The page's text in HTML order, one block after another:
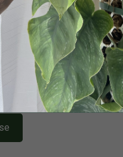
zpracováním osobních údajů
zde
.